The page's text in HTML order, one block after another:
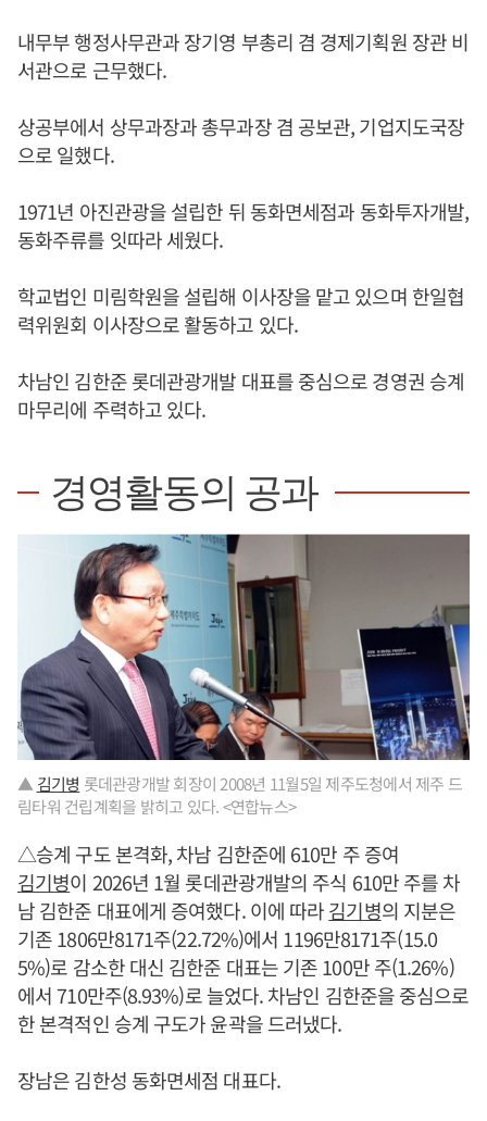
내무부 행정사무관과 장기영 부총리 겸 경제기획원 장관 비
서관으로 근무했다.
상공부에서 상무과장과 총무과장 겸 공보관, 기업지도국장
으로 일했다.
1971년 아진관광을 설립한 뒤 동화면세점과 동화투자개발,
동화주류를 잇따라 세웠다.
학교법인 미림학원을 설립해 이사장을 맡고 있으며 한일협
력위원회 이사장으로 활동하고 있다.
차남인 김한준 롯데관광개발 대표를 중심으로 경영권 승계
마무리에 주력하고 있다.
경영활동의 공과
▲ 김기병 롯데관광개발 회장이 2008년 11월5일 제주도청에서 제주 드
림타워 건립계획을 밝히고 있다. <연합뉴스>
△승계 구도 본격화, 차남 김한준에 610만 주 증여
김기병이 2026년 1월 롯데관광개발의 주식 610만 주를 차
남 김한준 대표에게 증여했다. 이에 따라김기병의 지분은
기존 1806만8171주(22.72%)에서 1196만8171주(15.0
5%)로 감소한 대신 김한준 대표는 기존 100만 주(1.26%)
에서 710만주(8.93%)로 늘었다. 차남인 김한준을 중심으로
한 본격적인 승계 구도가 윤곽을 드러냈다.
장남은 김한성 동화면세점 대표다.